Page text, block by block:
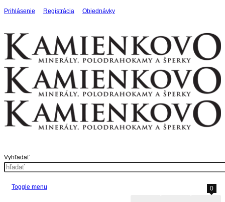
Prihlásenie Registrácia Objednávky
Vyhľadať
Toggle menu 0